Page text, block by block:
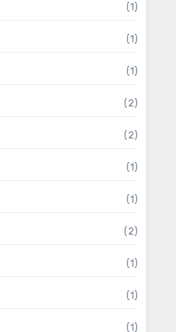
(1)
(1)
(1)
(2)
(2)
(1)
(1)
(2)
(1)
(1)
(1)